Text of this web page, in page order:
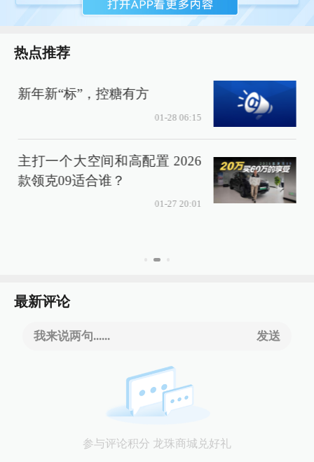
热点推荐
新年新“标”，控糖有方
01-28 06:15
主打一个大空间和高配置 2026
款领克09适合谁？
01-27 20:01
最新评论
我来说两句...... 发送
参与评论积分 龙珠商城兑好礼